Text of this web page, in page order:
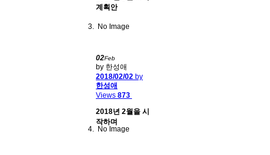
계획안
No Image
02Feb
by 한성애
2018/02/02 by
한성애
Views 873
2018년 2월을 시
작하며
No Image